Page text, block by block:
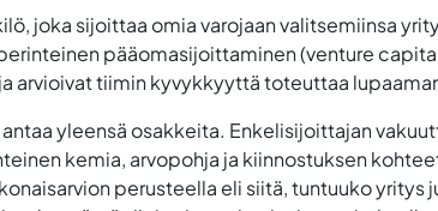
joka sijoittaa omia varojaan valitsemiinsa
pääomasijoittaminen (venture
arvioivat tiimin kyvykkyyttä toteuttaa
yleensä osakkeita. Enkelisijoittajan
kemia, arvopohja ja kiinnostuksen
perusteella eli siitä, tuntuuko